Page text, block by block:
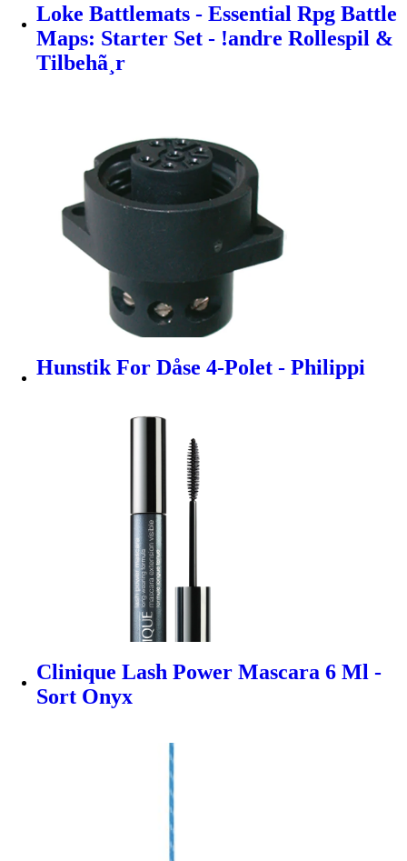
Loke Battlemats - Essential Rpg Battle
Maps: Starter Set - !andre Rollespil &
Tilbehã¸r
Hunstik For Dåse 4-Polet - Philippi
Clinique Lash Power Mascara 6 Ml -
Sort Onyx